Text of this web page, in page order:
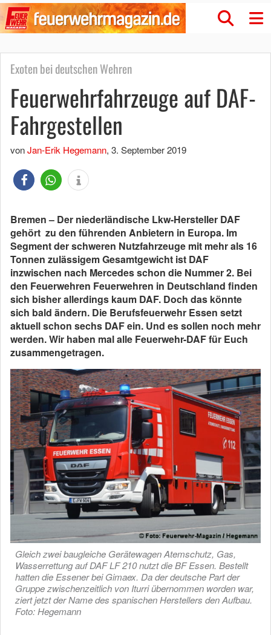
Exoten bei deutschen Wehren
Feuerwehrfahrzeuge auf DAF-
Fahrgestellen
vonJan-Erik Hegemann, 3. September 2019
Bremen – Der niederländische Lkw-Hersteller DAF
gehört zu den führenden Anbietern in Europa. Im
Segment der schweren Nutzfahrzeuge mit mehr als 16
Tonnen zulässigem Gesamtgewicht ist DAF
inzwischen nach Mercedes schon die Nummer 2. Bei
den Feuerwehren Feuerwehren in Deutschland finden
sich bisher allerdings kaum DAF. Doch das könnte
sich bald ändern. Die Berufsfeuerwehr Essen setzt
aktuell schon sechs DAF ein. Und es sollen noch mehr
werden. Wir haben mal alle Feuerwehr-DAF für Euch
zusammengetragen.
Gleich zwei baugleiche Gerätewagen Atemschutz, Gas,
Wasserrettung auf DAF LF 210 nutzt die BF Essen. Bestellt
hatten die Essener bei Gimaex. Da der deutsche Part der
Gruppe zwischenzeitlich von Iturri übernommen worden war,
ziert jetzt der Name des spanischen Herstellers den Aufbau.
Foto: Hegemann